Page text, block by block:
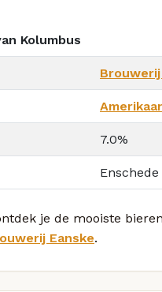
Kolumbus
Brouwerij
7.0%
Enschede
je de mooiste
Eanske.